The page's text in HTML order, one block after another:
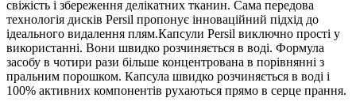
свіжість і збереження делікатних тканин. Сама передова
технологія дисків Persil пропонує інноваційний підхід до
ідеального видалення плям.Капсули Persil виключно прості у
використанні. Вони швидко розчиняється в воді. Формула
засобу в чотири рази більше концентрована в порівнянні з
пральним порошком. Капсула швидко розчиняється в воді і
100% активних компонентів рухаються прямо в серце прання.